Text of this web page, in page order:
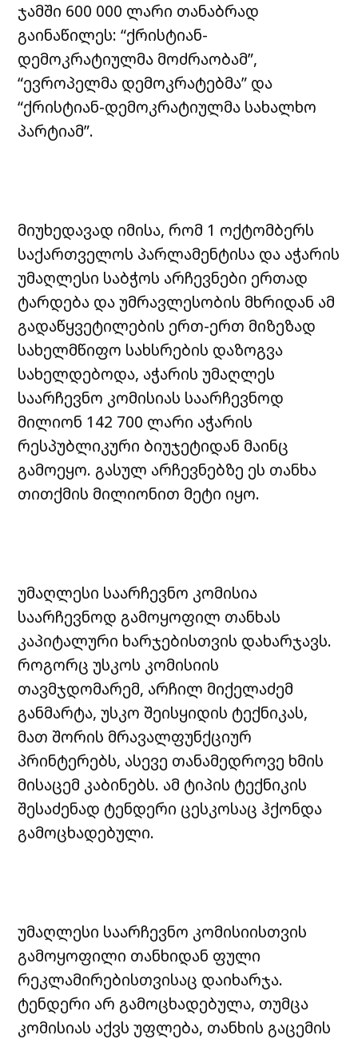
ჯამში 600 000 ლარი თანაბრად
გაინაწილეს: “ქრისტიან-
დემოკრატიულმა მოძრაობამ”,
“ევროპელმა დემოკრატებმა” და
“ქრისტიან-დემოკრატიულმა სახალხო
პარტიამ”.
მიუხედავად იმისა, რომ 1 ოქტომბერს
საქართველოს პარლამენტისა და აჭარის
უმაღლესი საბჭოს არჩევნები ერთად
ტარდება და უმრავლესობის მხრიდან ამ
გადაწყვეტილების ერთ-ერთ მიზეზად
სახელმწიფო სახსრების დაზოგვა
სახელდებოდა, აჭარის უმაღლეს
საარჩევნო კომისიას საარჩევნოდ
მილიონ 142 700 ლარი აჭარის
რესპუბლიკური ბიუჯეტიდან მაინც
გამოეყო. გასულ არჩევნებზე ეს თანხა
თითქმის მილიონით მეტი იყო.
უმაღლესი საარჩევნო კომისია
საარჩევნოდ გამოყოფილ თანხას
კაპიტალური ხარჯებისთვის დახარჯავს.
როგორც უსკოს კომისიის
თავმჯდომარემ, არჩილ მიქელაძემ
განმარტა, უსკო შეისყიდის ტექნიკას,
მათ შორის მრავალფუნქციურ
პრინტერებს, ასევე თანამედროვე ხმის
მისაცემ კაბინებს. ამ ტიპის ტექნიკის
შესაძენად ტენდერი ცესკოსაც ჰქონდა
გამოცხადებული.
უმაღლესი საარჩევნო კომისიისთვის
გამოყოფილი თანხიდან ფული
რეკლამირებისთვისაც დაიხარჯა.
ტენდერი არ გამოცხადებულა, თუმცა
კომისიას აქვს უფლება, თანხის გაცემის